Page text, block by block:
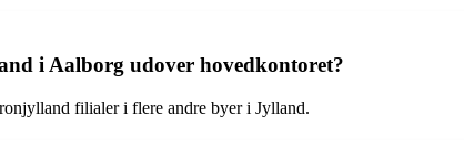
i Aalborg udover hovedkontoret?
filialer i flere andre byer i Jylland.